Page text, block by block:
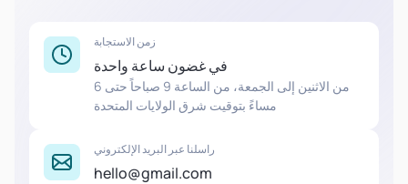
زمن الاستجابة
في غضون ساعة واحدة
من الاثنين إلى الجمعة، من الساعة 9 صباحاً حتى 6
مساءً بتوقيت شرق الولايات المتحدة
راسلنا عبر البريد الإلكتروني
hello@gmail.com